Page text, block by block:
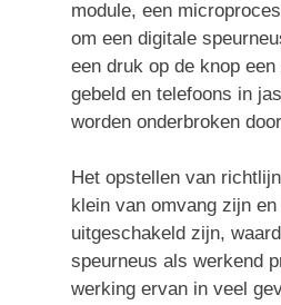
module, een
om een digitale
een druk op de knop
gebeld en telefoons in
worden onderbroken
Het opstellen van
klein van omvang zijn
uitgeschakeld zijn,
speurneus als werkend
werking ervan in veel